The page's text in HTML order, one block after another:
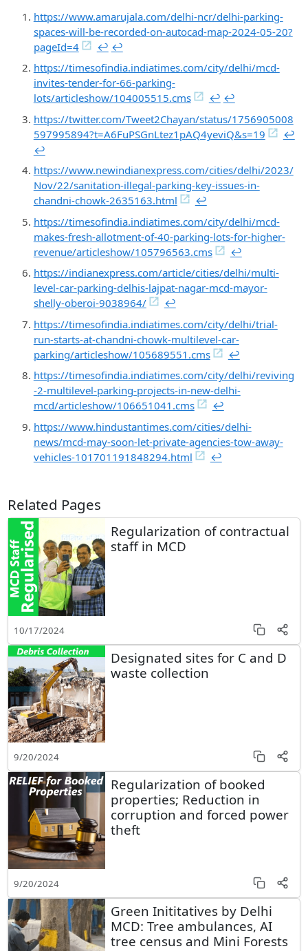
https://www.amarujala.com/delhi-ncr/delhi-parking-
spaces-will-be-recorded-on-autocad-map-2024-05-20?
pageId=4
↩︎ ↩︎
https://timesofindia.indiatimes.com/city/delhi/mcd-
invites-tender-for-66-parking-
lots/articleshow/104005515.cms
↩︎ ↩︎
https://twitter.com/Tweet2Chayan/status/1756905008
597995894?t=A6FuPSGnLtez1pAQ4yeviQ&s=19
↩︎
↩︎
https://www.newindianexpress.com/cities/delhi/2023/
Nov/22/sanitation-illegal-parking-key-issues-in-
chandni-chowk-2635163.html
↩︎
https://timesofindia.indiatimes.com/city/delhi/mcd-
makes-fresh-allotment-of-40-parking-lots-for-higher-
revenue/articleshow/105796563.cms
↩︎
https://indianexpress.com/article/cities/delhi/multi-
level-car-parking-delhis-lajpat-nagar-mcd-mayor-
shelly-oberoi-9038964/
↩︎
https://timesofindia.indiatimes.com/city/delhi/trial-
run-starts-at-chandni-chowk-multilevel-car-
parking/articleshow/105689551.cms
↩︎
https://timesofindia.indiatimes.com/city/delhi/reviving
-2-multilevel-parking-projects-in-new-delhi-
mcd/articleshow/106651041.cms
↩︎
https://www.hindustantimes.com/cities/delhi-
news/mcd-may-soon-let-private-agencies-tow-away-
vehicles-101701191848294.html
↩︎
Related Pages
Regularization of contractual
staff in MCD
10/17/2024
Designated sites for C and D
waste collection
9/20/2024
Regularization of booked
properties; Reduction in
corruption and forced power
theft
9/20/2024
Green Inititatives by Delhi
MCD: Tree ambulances, AI
tree census and Mini Forests